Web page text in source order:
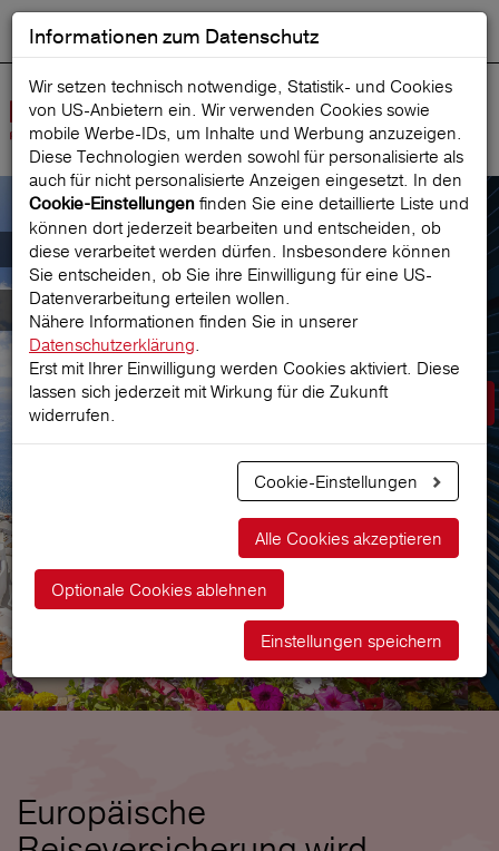
Suche starten
Der österreichische Marktführer für
Reiseversicherungen
Prämie berechnen
Europäische
Informationen zum Datenschutz
Wir setzen technisch notwendige, Statistik- und Cookies
von US-Anbietern ein. Wir verwenden Cookies sowie
mobile Werbe‑IDs, um Inhalte und Werbung anzuzeigen.
Diese Technologien werden sowohl für personalisierte als
auch für nicht personalisierte Anzeigen eingesetzt. In den
Cookie-Einstellungen finden Sie eine detaillierte Liste und
können dort jederzeit bearbeiten und entscheiden, ob
diese verarbeitet werden dürfen. Insbesondere können
Sie entscheiden, ob Sie ihre Einwilligung für eine US-
Datenverarbeitung erteilen wollen.
Nähere Informationen finden Sie in unserer
Datenschutzerklärung.
Erst mit Ihrer Einwilligung werden Cookies aktiviert. Diese
lassen sich jederzeit mit Wirkung für die Zukunft
widerrufen.
Cookie-Einstellungen
Alle Cookies akzeptieren
Optionale Cookies ablehnen
Einstellungen speichern